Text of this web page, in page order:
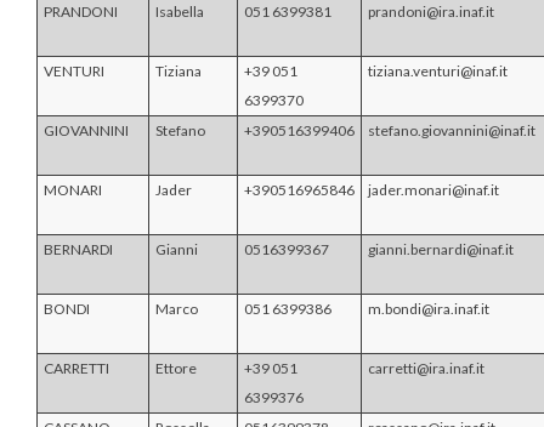
PRANDONI Isabella 051 6399381 prandoni@ira.inaf.it
VENTURI Tiziana
+39 051
6399370
tiziana.venturi@inaf.it
GIOVANNINI Stefano +390516399406 stefano.giovannini@inaf.it
MONARI Jader +390516965846 jader.monari@inaf.it
BERNARDI Gianni 0516399367 gianni.bernardi@inaf.it
BONDI Marco 051 6399386 m.bondi@ira.inaf.it
CARRETTI Ettore
+39 051
6399376
carretti@ira.inaf.it